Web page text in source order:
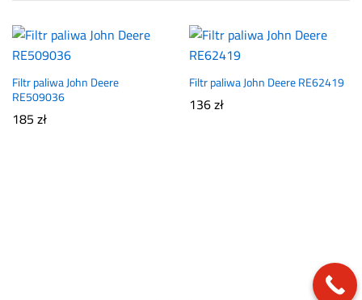
Filtr paliwa John Deere
RE509036
185zł
Filtr paliwa John Deere RE62419
136zł